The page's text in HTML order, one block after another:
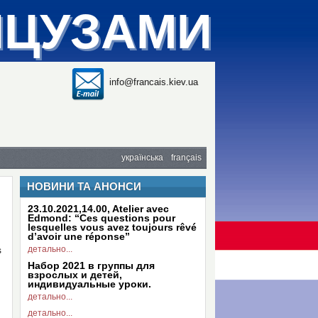
info@francais.kiev.ua
українська français
НОВИНИ ТА АНОНСИ
23.10.2021,14.00, Atelier avec
Edmond: “Ces questions pour
lesquelles vous avez toujours rêvé
d’avoir une réponse”
детально...
Набор 2021 в группы для
взрослых и детей,
индивидуальные уроки.
детально...
детально...